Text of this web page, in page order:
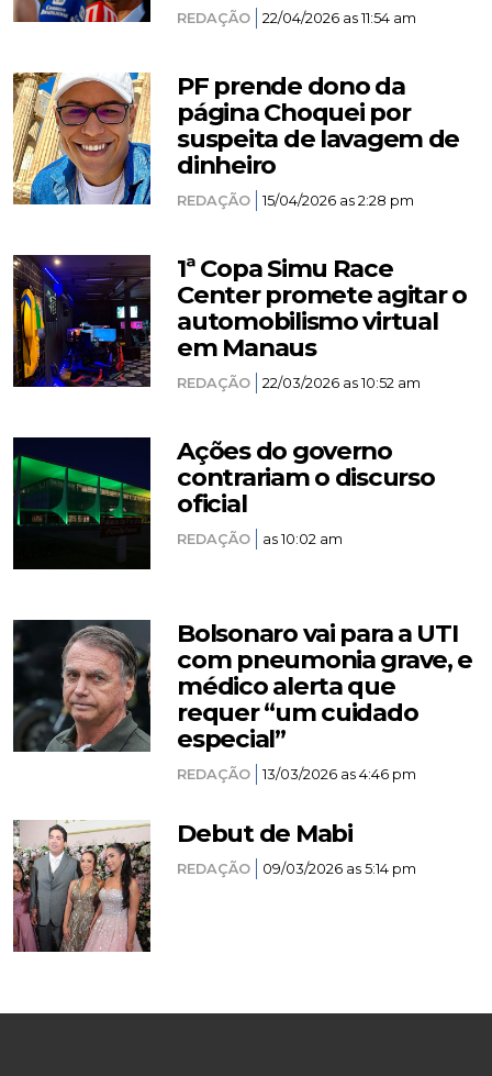
REDAÇÃO 22/04/2026 as 11:54 am
PF prende dono da
página Choquei por
suspeita de lavagem de
dinheiro
REDAÇÃO 15/04/2026 as 2:28 pm
1ª Copa Simu Race
Center promete agitar o
automobilismo virtual
em Manaus
REDAÇÃO 22/03/2026 as 10:52 am
Ações do governo
contrariam o discurso
oficial
REDAÇÃO as 10:02 am
Bolsonaro vai para a UTI
com pneumonia grave, e
médico alerta que
requer “um cuidado
especial”
REDAÇÃO 13/03/2026 as 4:46 pm
Debut de Mabi
REDAÇÃO 09/03/2026 as 5:14 pm